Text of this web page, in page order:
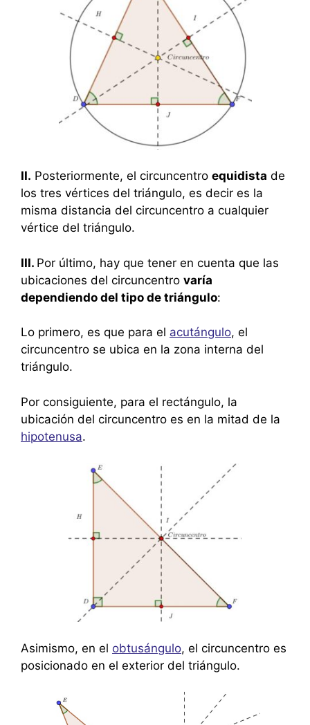
II. Posteriormente, el circuncentro equidista de
los tres vértices del triángulo, es decir es la
misma distancia del circuncentro a cualquier
vértice del triángulo.
III. Por último, hay que tener en cuenta que las
ubicaciones del circuncentro varía
dependiendo del tipo de triángulo:
Lo primero, es que para el acutángulo, el
circuncentro se ubica en la zona interna del
triángulo.
Por consiguiente, para el rectángulo, la
ubicación del circuncentro es en la mitad de la
hipotenusa.
Asimismo, en el obtusángulo, el circuncentro es
posicionado en el exterior del triángulo.